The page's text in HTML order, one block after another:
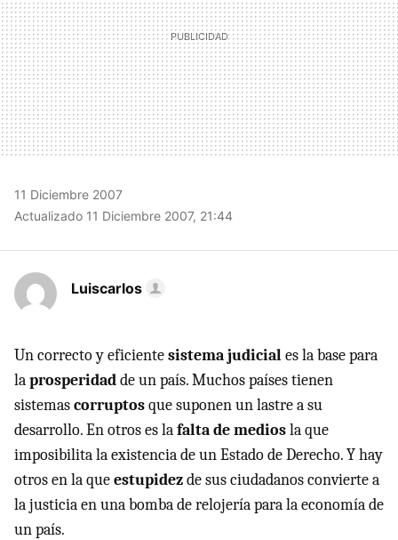
11 Diciembre 2007
Actualizado 11 Diciembre 2007, 21:44
Luiscarlos
Un correcto y eficientesistema judiciales la base para
laprosperidadde un país. Muchos países tienen
sistemascorruptosque suponen un lastre a su
desarrollo. En otros es lafalta de mediosla que
imposibilita la existencia de un Estado de Derecho. Y hay
otros en la queestupidezde sus ciudadanos convierte a
la justicia en una bomba de relojería para la economía de
un país.